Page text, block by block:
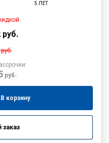
5 ЛЕТ
руб.
руб.
В корзину